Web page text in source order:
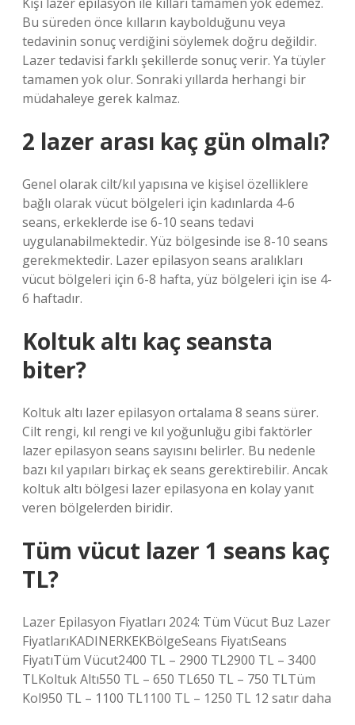
Bu süreden önce kılların kaybolduğunu veya
tedavinin sonuç verdiğini söylemek doğru değildir.
Lazer tedavisi farklı şekillerde sonuç verir. Ya tüyler
tamamen yok olur. Sonraki yıllarda herhangi bir
müdahaleye gerek kalmaz.
2 lazer arası kaç gün olmalı?
Genel olarak cilt/kıl yapısına ve kişisel özelliklere
bağlı olarak vücut bölgeleri için kadınlarda 4-6
seans, erkeklerde ise 6-10 seans tedavi
uygulanabilmektedir. Yüz bölgesinde ise 8-10 seans
gerekmektedir. Lazer epilasyon seans aralıkları
vücut bölgeleri için 6-8 hafta, yüz bölgeleri için ise 4-
6 haftadır.
Koltuk altı kaç seansta
biter?
Koltuk altı lazer epilasyon ortalama 8 seans sürer.
Cilt rengi, kıl rengi ve kıl yoğunluğu gibi faktörler
lazer epilasyon seans sayısını belirler. Bu nedenle
bazı kıl yapıları birkaç ek seans gerektirebilir. Ancak
koltuk altı bölgesi lazer epilasyona en kolay yanıt
veren bölgelerden biridir.
Tüm vücut lazer 1 seans kaç
TL?
Lazer Epilasyon Fiyatları 2024: Tüm Vücut Buz Lazer
FiyatlarıKADINERKEKBölgeSeans FiyatıSeans
FiyatıTüm Vücut2400 TL – 2900 TL2900 TL – 3400
TLKoltuk Altı550 TL – 650 TL650 TL – 750 TLTüm
Kol950 TL – 1100 TL1100 TL – 1250 TL 12 satır daha